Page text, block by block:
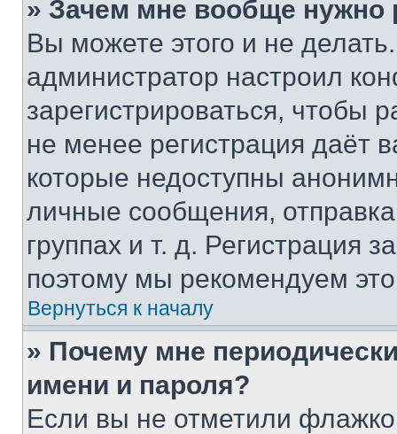
» Зачем мне вообще нужно
Вы можете этого и не
администратор настроил
зарегистрироваться, чтобы
не менее регистрация даёт
которые недоступны
личные сообщения,
группах и т. д. Регистрация
поэтому мы рекомендуем
Вернуться к началу
» Почему мне
имени и пароля?
Если вы не отметили